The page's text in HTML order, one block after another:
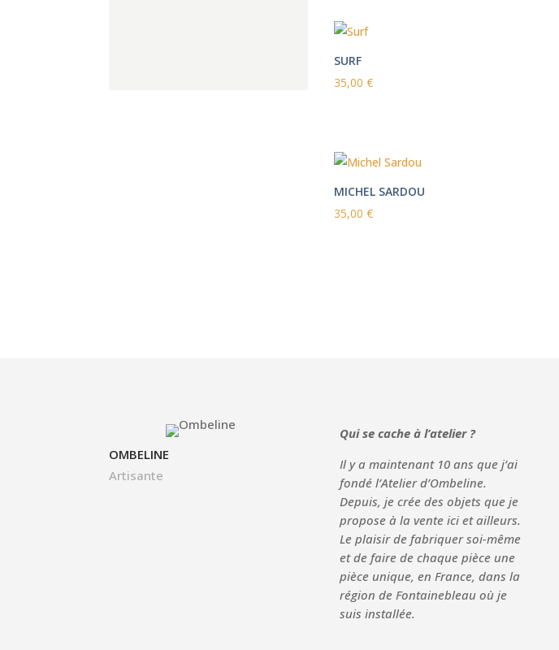
SURF
35,00€
MICHEL SARDOU
35,00€
OMBELINE
Artisante
Qui se cache à l’atelier ?
Il y a maintenant 10 ans que j’ai
fondé l’Atelier d’Ombeline.
Depuis, je crée des objets que je
propose à la vente ici et ailleurs.
Le plaisir de fabriquer soi-même
et de faire de chaque pièce une
pièce unique, en France, dans la
région de Fontainebleau où je
suis installée.